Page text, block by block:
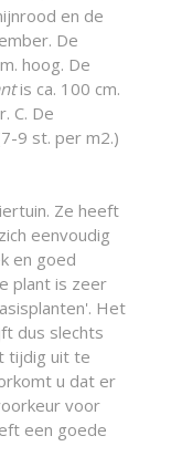
en de
De
hoog. De
is ca. 100 cm.
C. De
9 st. per m2.)
Ze heeft
eenvoudig
en goed
plant is zeer
Het
dus slechts
tijdig uit te
u dat er
voor
een goede